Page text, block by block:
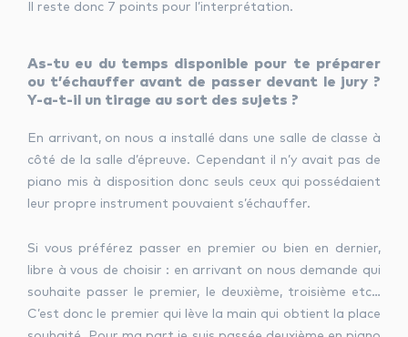
Il reste donc 7 points pour l’interprétation.
As-tu eu du temps disponible pour te préparer
ou t’échauffer avant de passer devant le jury ?
Y-a-t-il un tirage au sort des sujets ?
En arrivant, on nous a installé dans une salle de classe à
côté de la salle d’épreuve. Cependant il n’y avait pas de
piano mis à disposition donc seuls ceux qui possédaient
leur propre instrument pouvaient s’échauffer.
Si vous préférez passer en premier ou bien en dernier,
libre à vous de choisir : en arrivant on nous demande qui
souhaite passer le premier, le deuxième, troisième etc…
C’est donc le premier qui lève la main qui obtient la place